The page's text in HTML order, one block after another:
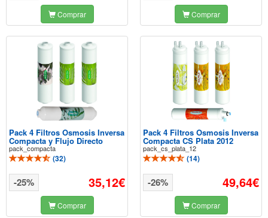
Comprar Comprar
Pack 4 Filtros Osmosis Inversa
Compacta y Flujo Directo
pack_compacta
(32)
35,12€
-25%
Comprar
Pack 4 Filtros Osmosis Inversa
Compacta CS Plata 2012
pack_cs_plata_12
(14)
49,64€
-26%
Comprar